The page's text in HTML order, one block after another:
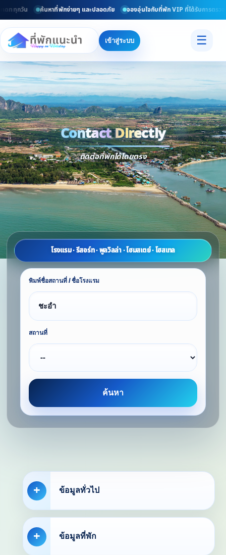
ททุกวัน ค้นหาที่พักง่ายๆ และปลอดภัย จองอุ่นใจกับที่พัก VIP ที่ได้รับการตรวจ
เข้าสู่ระบบ ☰
Contact Directly
Contact
ติดต่อที่พักได้โดยตรง
โรงแรม · รีสอร์ท · พูลวิลล่า · โฮมสเตย์ · โฮสเทล
พิมพ์ชื่อสถานที่ / ชื่อโรงแรม
สถานที่
ค้นหา
ข้อมูลทั่วไป
ข้อมูลที่พัก